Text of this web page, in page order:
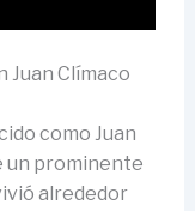
Juan Clímaco
como Juan
un prominente
alrededor